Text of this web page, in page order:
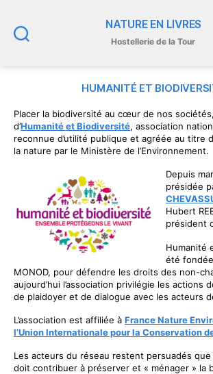
NATURE EN LIVRES
Hostellerie de la Tour
HUMANITÉ ET
Placer la biodiversité au cœur de nos
d’Humanité et Biodiversité, association
reconnue d’utilité publique et agréée au titre
la nature par le Ministère de l’Environnement.
Depuis
présidée
Hubert
président
Humanité
été
MONOD, pour défendre les droits des non-
aujourd’hui l’association privilégie les actions
de plaidoyer et de dialogue avec les acteurs
L’association est affiliée à France Nature
l’Union Internationale pour la Conservation
Les acteurs du réseau restent persuadés
doit contribuer à préserver et « ménager » la